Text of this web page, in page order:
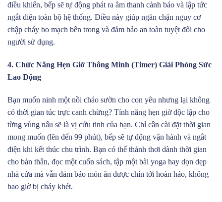
điều khiển, bếp sẽ tự động phát ra âm thanh cảnh báo và lập tức
ngắt điện toàn bộ hệ thống. Điều này giúp ngăn chặn nguy cơ
chập cháy bo mạch bên trong và đảm bảo an toàn tuyệt đối cho
người sử dụng.
4. Chức Năng Hẹn Giờ Thông Minh (Timer) Giải Phóng Sức
Lao Động
Bạn muốn ninh một nồi cháo sườn cho con yêu nhưng lại không
có thời gian túc trực canh chừng? Tính năng hẹn giờ độc lập cho
từng vùng nấu sẽ là vị cứu tinh của bạn. Chỉ cần cài đặt thời gian
mong muốn (lên đến 99 phút), bếp sẽ tự động vận hành và ngắt
điện khi kết thúc chu trình. Bạn có thể thảnh thơi dành thời gian
cho bản thân, đọc một cuốn sách, tập một bài yoga hay dọn dẹp
nhà cửa mà vẫn đảm bảo món ăn được chín tới hoàn hảo, không
bao giờ bị cháy khét.